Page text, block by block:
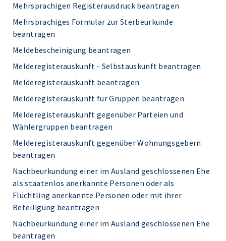
Mehrsprachigen Registerausdruck beantragen
Mehrsprachiges Formular zur Sterbeurkunde
beantragen
Meldebescheinigung beantragen
Melderegisterauskunft - Selbstauskunft beantragen
Melderegisterauskunft beantragen
Melderegisterauskunft für Gruppen beantragen
Melderegisterauskunft gegenüber Parteien und
Wählergruppen beantragen
Melderegisterauskunft gegenüber Wohnungsgebern
beantragen
Nachbeurkundung einer im Ausland geschlossenen Ehe
als staatenlos anerkannte Personen oder als
Flüchtling anerkannte Personen oder mit ihrer
Beteiligung beantragen
Nachbeurkundung einer im Ausland geschlossenen Ehe
beantragen